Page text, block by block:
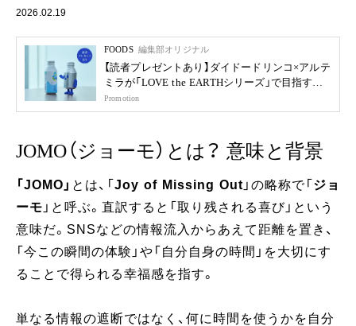
2026.02.19
FOODS 編集部オリジナル
【読者プレゼントあり】ダイドードリンコ×アルテ
ミラが「LOVE the EARTHシリーズ」で目指す未
来
Promotion
JOMO（ジョーモ）とは？ 意味と背景
「JOMO」 とは、「 Joy of Missing Out 」の略称で「 ジョ
ーモ 」と呼ぶ。直訳すると「取り残される喜び」という
意味だ。SNSなどの情報流入からあえて距離を置き、
「今この瞬間の体験」や「自分自身の時間」を大切にす
ることで得られる幸福感を指す。
単なる情報の遮断ではなく、何に時間を使うかを自分